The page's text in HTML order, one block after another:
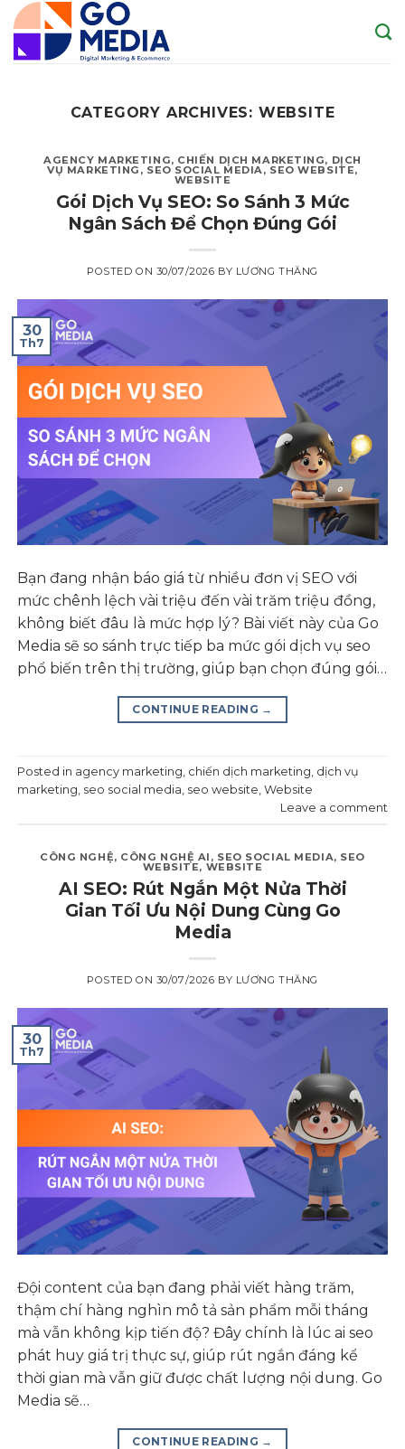
Skip
to
content
CATEGORY ARCHIVES: WEBSITE
AGENCY MARKETING, CHIẾN DỊCH MARKETING, DỊCH
VỤ MARKETING , SEO SOCIAL MEDIA, SEO WEBSITE,
WEBSITE
Gói Dịch Vụ SEO: So Sánh 3 Mức
Ngân Sách Để Chọn Đúng Gói
POSTED ON 30/07/2026 BY LƯƠNG THĂNG
30
Th7
Bạn đang nhận báo giá từ nhiều đơn vị SEO với
mức chênh lệch vài triệu đến vài trăm triệu đồng,
không biết đâu là mức hợp lý? Bài viết này của Go
Media sẽ so sánh trực tiếp ba mức gói dịch vụ seo
phổ biến trên thị trường, giúp bạn chọn đúng gói…
CONTINUE READING →
Posted in agency marketing chiến dịch marketing dịch vụ
marketing seo social media seo website ,Website
Leave a comment
CÔNG NGHỆ, CÔNG NGHỆ AI , SEO SOCIAL MEDIA, SEO
WEBSITE, WEBSITE
AI SEO: Rút Ngắn Một Nửa Thời
Gian Tối Ưu Nội Dung Cùng Go
Media
POSTED ON 30/07/2026 BY LƯƠNG THĂNG
30
Th7
Đội content của bạn đang phải viết hàng trăm,
thậm chí hàng nghìn mô tả sản phẩm mỗi tháng
mà vẫn không kịp tiến độ? Đây chính là lúc ai seo
phát huy giá trị thực sự, giúp rút ngắn đáng kể
thời gian mà vẫn giữ được chất lượng nội dung. Go
Media sẽ…
CONTINUE READING →